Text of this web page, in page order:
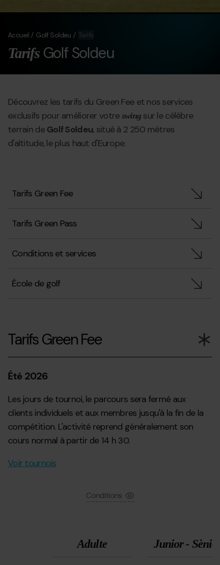
Accueil Golf Soldeu Tarifs
Tarifs Golf Soldeu
Découvrez les tarifs du Green Fee et nos services
exclusifs pour améliorer votre swing sur le célèbre
terrain deGolf Soldeu, situé à 2 250 mètres
d'altitude, le plus haut d'Europe.
Tarifs Green Fee
Tarifs Green Pass
Conditions et services
École de golf
Tarifs Green Fee
Été 2026
Les jours de tournoi, le parcours sera fermé aux
clients individuels et aux membres jusqu'à la fin de la
compétition. L'activité reprend généralement son
cours normal à partir de 14 h 30.
Voir tournois
Conditions
Adulte Junior -